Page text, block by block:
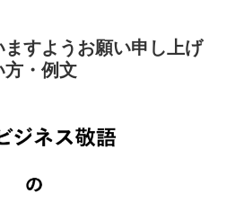
ますようお願い申し上げ
方・例文